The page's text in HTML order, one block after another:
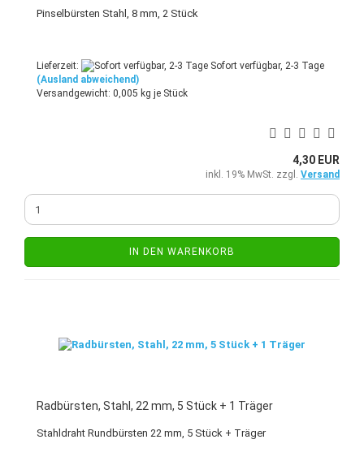
Pinselbürsten Stahl, 8 mm, 2 Stück
Lieferzeit:
Sofort verfügbar, 2-3 Tage
(Ausland abweichend)
Versandgewicht: 0,005 kg je Stück
4,30 EUR
inkl. 19% MwSt. zzgl. Versand
IN DEN WARENKORB
Radbürsten, Stahl, 22 mm, 5 Stück + 1 Träger
Stahldraht Rundbürsten 22 mm, 5 Stück + Träger